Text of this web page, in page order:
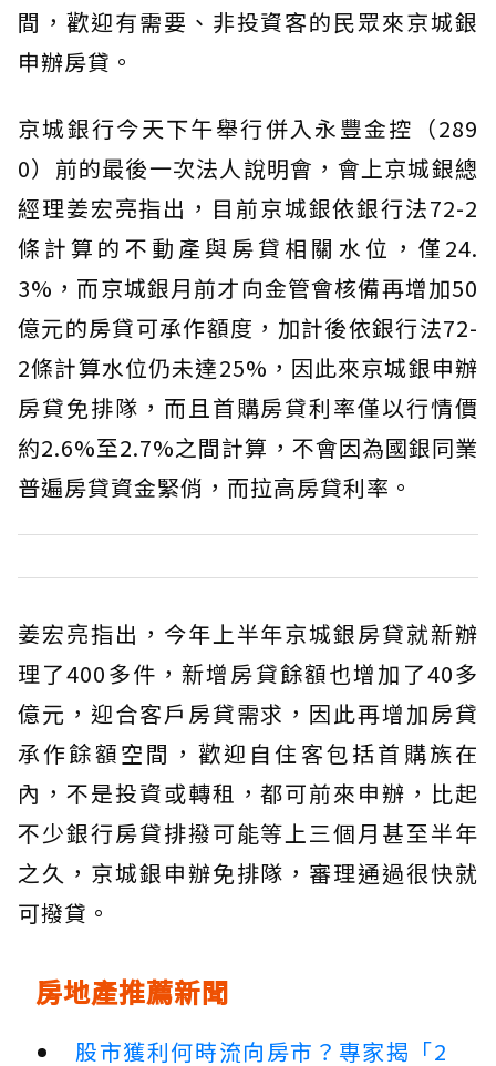
間，歡迎有需要、非投資客的民眾來京城銀
申辦房貸。
京城銀行今天下午舉行併入永豐金控（289
0）前的最後一次法人說明會，會上京城銀總
經理姜宏亮指出，目前京城銀依銀行法72-2
條計算的不動產與房貸相關水位，僅24.
3%，而京城銀月前才向金管會核備再增加50
億元的房貸可承作額度，加計後依銀行法72-
2條計算水位仍未達25%，因此來京城銀申辦
房貸免排隊，而且首購房貸利率僅以行情價
約2.6%至2.7%之間計算，不會因為國銀同業
普遍房貸資金緊俏，而拉高房貸利率。
姜宏亮指出，今年上半年京城銀房貸就新辦
理了400多件，新增房貸餘額也增加了40多
億元，迎合客戶房貸需求，因此再增加房貸
承作餘額空間，歡迎自住客包括首購族在
內，不是投資或轉租，都可前來申辦，比起
不少銀行房貸排撥可能等上三個月甚至半年
之久，京城銀申辦免排隊，審理通過很快就
可撥貸。
房地產推薦新聞
股市獲利何時流向房市？專家揭「2